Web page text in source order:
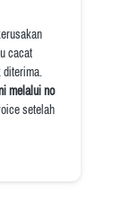
cacat
melalui no
setelah